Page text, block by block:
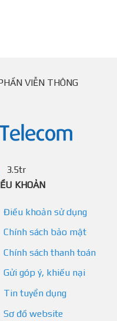
VIỄN THÔNG
3.5tr
KHOẢN
Điều khoản sử dụng
Chính sách bảo mật
Chính sách thanh toán
Gửi góp ý, khiếu nại
Tin tuyển dụng
Sơ đồ website